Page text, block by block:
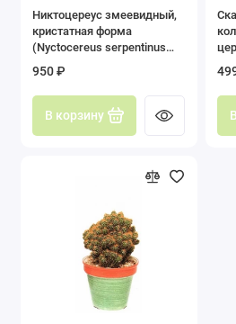
Гимнокалициум
Корифанта (Coryphantha)
Лейхтенбергия
Маммиллярия (Mammillaria)
Мелокактус (Melocactus)
Неопортерия (Neoporteria)
Нотокактус (Notocactus)
Никтоцереус змеевидный,
кристатная форма
(Nyctocereus serpentinus
950 ₽
В корзину